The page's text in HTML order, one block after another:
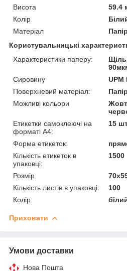
Висота
59.4
Колір
Матеріал
Папір
Користувальницькі
Характеристики паперу:
Сировину
UPM
Поверхневий матеріал:
Можливі кольори
Етикетки самоклеючі на
форматі А4:
15
Форма етикеток:
Кількість етикеток в
упаковці:
1500
Розмір
Кількість листів в упаковці:
100
Колір:
Приховати
Умови доставки
Нова Пошта